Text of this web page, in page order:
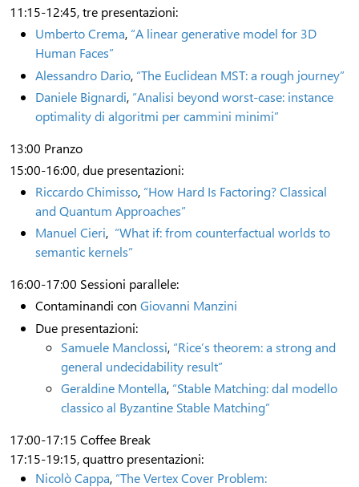
11:15-12:45, tre presentazioni:
Umberto Crema, “A linear generative model for 3D
Human Faces”
Alessandro Dario, “The Euclidean MST: a rough journey”
Daniele Bignardi, “Analisi beyond worst-case: instance
optimality di algoritmi per cammini minimi”
13:00 Pranzo
15:00-16:00, due presentazioni:
Riccardo Chimisso, “How Hard Is Factoring? Classical
and Quantum Approaches”
Manuel Cieri, “What if: from counterfactual worlds to
semantic kernels”
16:00-17:00 Sessioni parallele:
Contaminandi con Giovanni Manzini
Due presentazioni:
Samuele Manclossi, “Rice’s theorem: a strong and
general undecidability result”
Geraldine Montella, “Stable Matching: dal modello
classico al Byzantine Stable Matching”
17:00-17:15 Coffee Break
17:15-19:15, quattro presentazioni:
Nicolò Cappa, “The Vertex Cover Problem: